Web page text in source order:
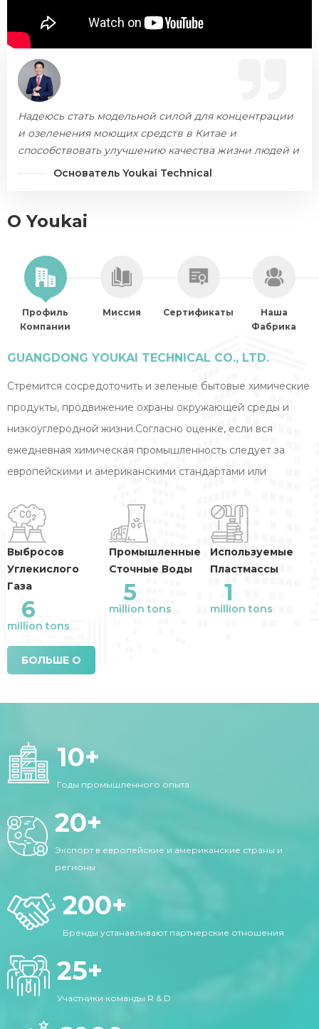
Надеюсь стать модельной силой для концентрации
и озеленения моющих средств в Китае и
способствовать улучшению качества жизни людей и
охраны окружающей среды.
Основатель Youkai Technical
О Youkai
Профиль
Компании
Миссия Сертификаты
Наша
Фабрика
GUANGDONG YOUKAI TECHNICAL CO., LTD.
Стремится сосредоточить и зеленые бытовые химические
продукты, продвижение охраны окружающей среды и
низкоуглеродной жизни.Согласно оценке, если вся
ежедневная химическая промышленность следует за
европейскими и американскими стандартами или
Годовое сокращение выбросов отрасли
Выбросов
Углекислого
Газа
6
million tons
Промышленные
Сточные Воды
5
million tons
Используемые
Пластмассы
1
million tons
БОЛЬШЕ О
10+
Годы промышленного опыта
20+
Экспорт в европейские и американские страны и
регионы
200+
Бренды устанавливают партнерские отношения
25+
Участники команды R & D